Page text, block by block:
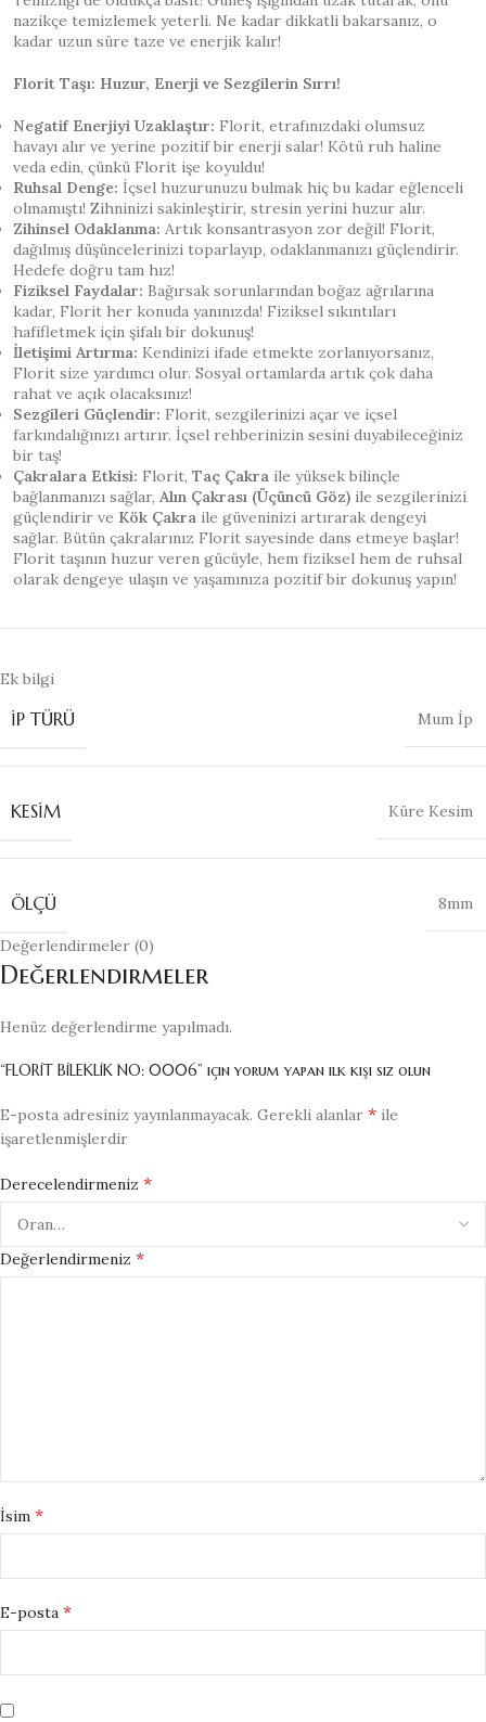
nazikçe temizlemek yeterli. Ne kadar dikkatli bakarsanız, o
kadar uzun süre taze ve enerjik kalır!
Florit Taşı: Huzur, Enerji ve Sezgilerin Sırrı!
Negatif Enerjiyi Uzaklaştır: Florit, etrafınızdaki olumsuz
havayı alır ve yerine pozitif bir enerji salar! Kötü ruh haline
veda edin, çünkü Florit işe koyuldu!
Ruhsal Denge: İçsel huzurunuzu bulmak hiç bu kadar eğlenceli
olmamıştı! Zihninizi sakinleştirir, stresin yerini huzur alır.
Zihinsel Odaklanma: Artık konsantrasyon zor değil! Florit,
dağılmış düşüncelerinizi toparlayıp, odaklanmanızı güçlendirir.
Hedefe doğru tam hız!
Fiziksel Faydalar: Bağırsak sorunlarından boğaz ağrılarına
kadar, Florit her konuda yanınızda! Fiziksel sıkıntıları
hafifletmek için şifalı bir dokunuş!
İletişimi Artırma: Kendinizi ifade etmekte zorlanıyorsanız,
Florit size yardımcı olur. Sosyal ortamlarda artık çok daha
rahat ve açık olacaksınız!
Sezgileri Güçlendir: Florit, sezgilerinizi açar ve içsel
farkındalığınızı artırır. İçsel rehberinizin sesini duyabileceğiniz
bir taş!
Çakralara Etkisi: Florit, Taç Çakra ile yüksek bilinçle
bağlanmanızı sağlar, Alın Çakrası (Üçüncü Göz) ile sezgilerinizi
güçlendirir ve Kök Çakra ile güveninizi artırarak dengeyi
sağlar. Bütün çakralarınız Florit sayesinde dans etmeye başlar!
Florit taşının huzur veren gücüyle, hem fiziksel hem de ruhsal
olarak dengeye ulaşın ve yaşamınıza pozitif bir dokunuş yapın!
Ek bilgi
İP TÜRÜ Mum İp
KESIM Küre Kesim
ÖLÇÜ 8mm
Değerlendirmeler (0)
Değerlendirmeler
Henüz değerlendirme yapılmadı.
“FLORİT BİLEKLİK NO: 0006” için yorum yapan ilk kişi siz olun
E-posta adresiniz yayınlanmayacak. Gerekli alanlar * ile
işaretlenmişlerdir
Derecelendirmeniz *
Değerlendirmeniz *
İsim *
E-posta *